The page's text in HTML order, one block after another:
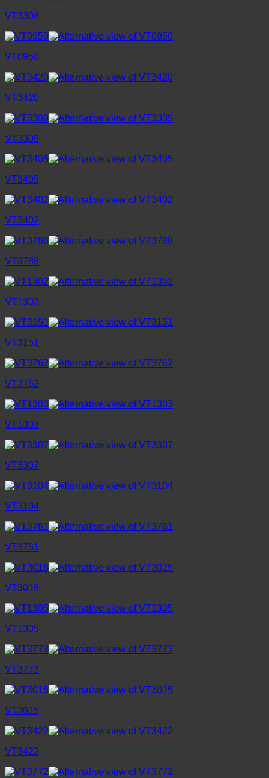
VT3308
VT0950
VT3420
VT3309
VT3405
VT3402
VT3788
VT1302
VT3151
VT3762
VT1303
VT3307
VT3104
VT3761
VT3016
VT1305
VT3773
VT3015
VT3422